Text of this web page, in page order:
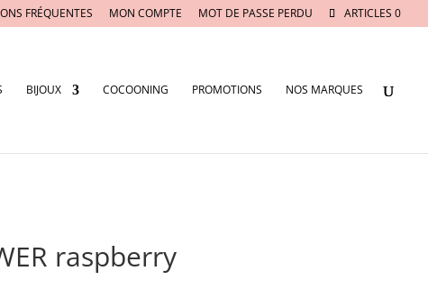
FRÉQUENTES MON COMPTE MOT DE PASSE PERDU ARTICLES 0
BIJOUX COCOONING PROMOTIONS NOS MARQUES
raspberry